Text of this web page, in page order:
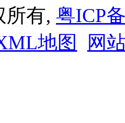
所有, 粤ICP
地图 网